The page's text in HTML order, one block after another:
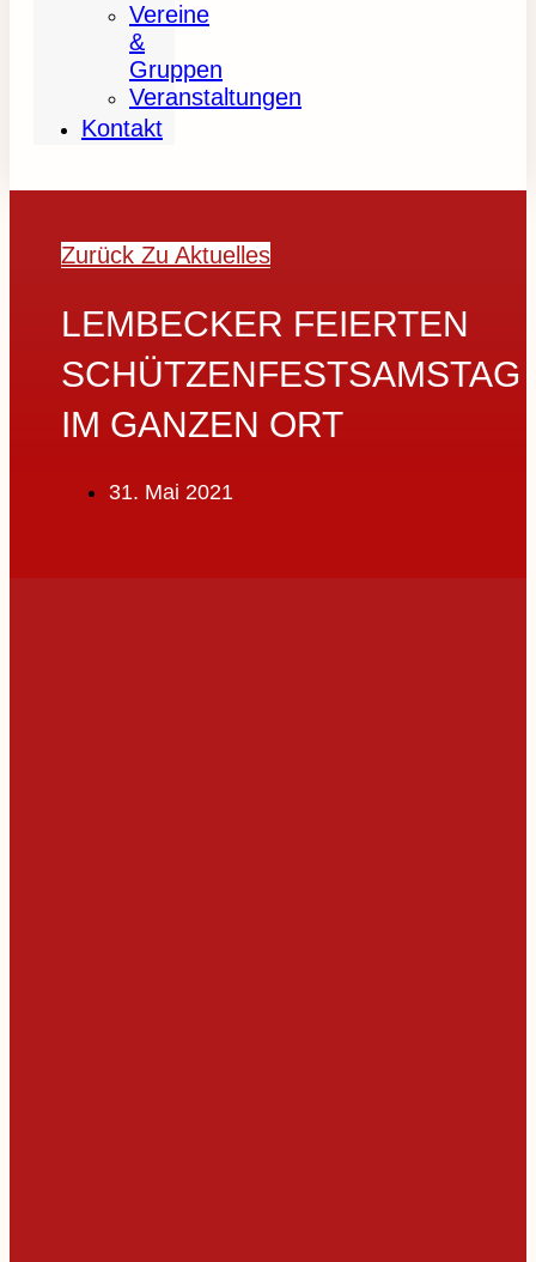
Vereine
&
Gruppen
Veranstaltungen
Kontakt
Zurück Zu Aktuelles
LEMBECKER FEIERTEN
SCHÜTZENFESTSAMSTAG
IM GANZEN ORT
31. Mai 2021